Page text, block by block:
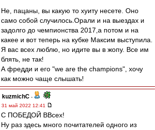
Не, пацаны, вы какую то хуиту несете. Оно
само собой случилось.Орали и на выездах и
задолго до чемпионства 2017,а потом и на
какее и вот теперь на кубке Максим выступила.
Я вас всех люблю, но идите вы в жопу. Все им
блять, не так!
А фредди и его "we are the champions", хочу
как можно чаще слышать!
kuzmichC -
31 май 2022 12:41
С ПОБЕДОЙ ВВсех!
Ну раз здесь много почитателей одного из